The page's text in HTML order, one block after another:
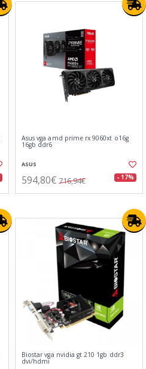
Asus vga amd prime rx 9060xt o16g
16gb ddr6
ASUS
594,80€ 716,94€ - 17%
Biostar vga nvidia gt 210 1gb ddr3
dvi/hdmi